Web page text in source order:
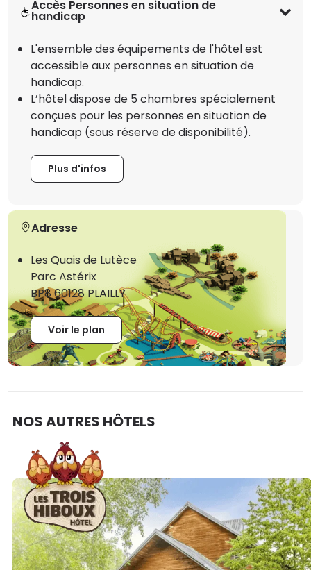
Accès Personnes en situation de
handicap
L'ensemble des équipements de l'hôtel est
accessible aux personnes en situation de
handicap.
L’hôtel dispose de 5 chambres spécialement
conçues pour les personnes en situation de
handicap (sous réserve de disponibilité).
Plus d'infos
Adresse
Les Quais de Lutèce
Parc Astérix
BP8 60128 PLAILLY
Voir le plan
NOS AUTRES HÔTELS